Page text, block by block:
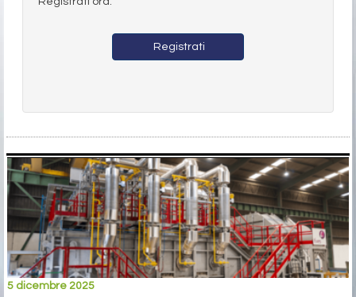
Registrati
5 dicembre 2025